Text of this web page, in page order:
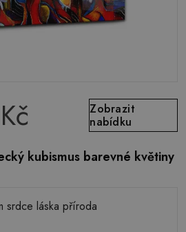
Zobrazit
nabídku
kubismus barevné květiny